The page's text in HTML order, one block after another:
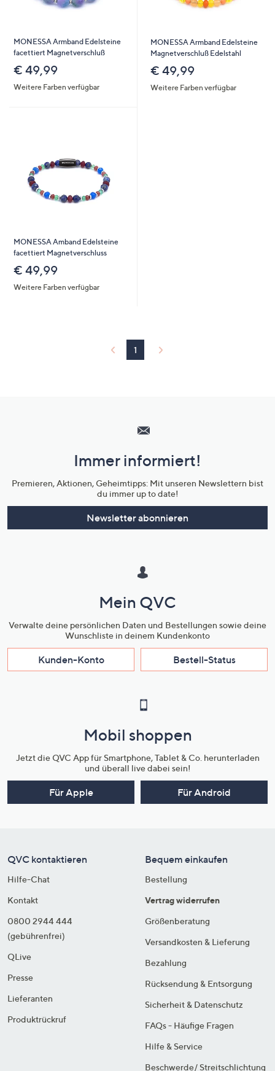
MONESSA Armband Edelsteine
facettiert Magnetverschluß
€ 49,99
Weitere Farben verfügbar
MONESSA Armband Edelsteine
Magnetverschluß Edelstahl
€ 49,99
Weitere Farben verfügbar
MONESSA Amband Edelsteine
facettiert Magnetverschluss
€ 49,99
Weitere Farben verfügbar
1
Unternehmensinformationen
Immer informiert!
Premieren, Aktionen, Geheimtipps: Mit unseren Newslettern bist
du immer up to date!
Newsletter abonnieren
Mein QVC
Verwalte deine persönlichen Daten und Bestellungen sowie deine
Wunschliste in deinem Kundenkonto
Kunden-Konto Bestell-Status
Mobil shoppen
Jetzt die QVC App für Smartphone, Tablet & Co. herunterladen
und überall live dabei sein!
Für Apple Für Android
QVC kontaktieren
Hilfe-Chat
Kontakt
0800 2944 444
(gebührenfrei)
QLive
Presse
Lieferanten
Produktrückruf
Bequem einkaufen
Bestellung
Vertrag widerrufen
Größenberatung
Versandkosten & Lieferung
Bezahlung
Rücksendung & Entsorgung
Sicherheit & Datenschutz
FAQs - Häufige Fragen
Hilfe & Service
Beschwerde/ Streitschlichtung